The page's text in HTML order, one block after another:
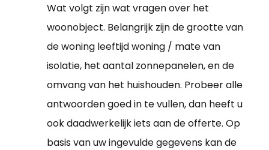
Wat volgt zijn wat vragen over het
woonobject. Belangrijk zijn de grootte van
de woning leeftijd woning / mate van
isolatie, het aantal zonnepanelen, en de
omvang van het huishouden. Probeer alle
antwoorden goed in te vullen, dan heeft u
ook daadwerkelijk iets aan de offerte. Op
basis van uw ingevulde gegevens kan de